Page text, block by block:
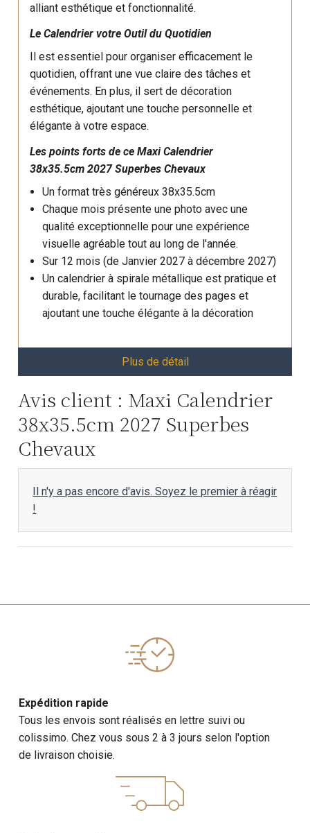
alliant esthétique et fonctionnalité.
Le Calendrier votre Outil du Quotidien
Il est essentiel pour organiser efficacement le
quotidien, offrant une vue claire des tâches et
événements. En plus, il sert de décoration
esthétique, ajoutant une touche personnelle et
élégante à votre espace.
Les points forts de ce Maxi Calendrier
38x35.5cm 2027 Superbes Chevaux
Un format très généreux 38x35.5cm
Chaque mois présente une photo avec une
qualité exceptionnelle pour une expérience
visuelle agréable tout au long de l'année.
Sur 12 mois (de Janvier 2027 à décembre 2027)
Un calendrier à spirale métallique est pratique et
durable, facilitant le tournage des pages et
ajoutant une touche élégante à la décoration
Plus de détail
Avis client : Maxi Calendrier
38x35.5cm 2027 Superbes
Chevaux
Il n'y a pas encore d'avis. Soyez le premier à réagir
!
Expédition rapide
Tous les envois sont réalisés en lettre suivi ou
colissimo. Chez vous sous 2 à 3 jours selon l'option
de livraison choisie.